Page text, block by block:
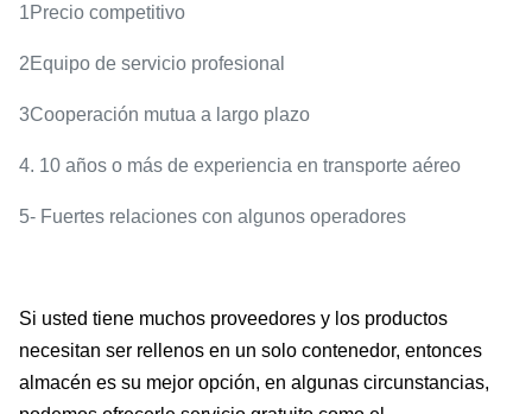
1Precio competitivo
2Equipo de servicio profesional
3Cooperación mutua a largo plazo
4. 10 años o más de experiencia en transporte aéreo
5- Fuertes relaciones con algunos operadores
Si usted tiene muchos proveedores y los productos
necesitan ser rellenos en un solo contenedor, entonces
almacén es su mejor opción, en algunas circunstancias,